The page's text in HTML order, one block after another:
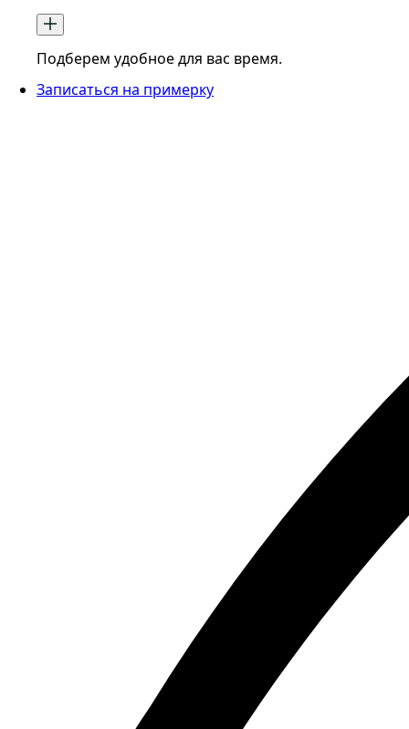
Подберем удобное для вас время.
Записаться на примерку